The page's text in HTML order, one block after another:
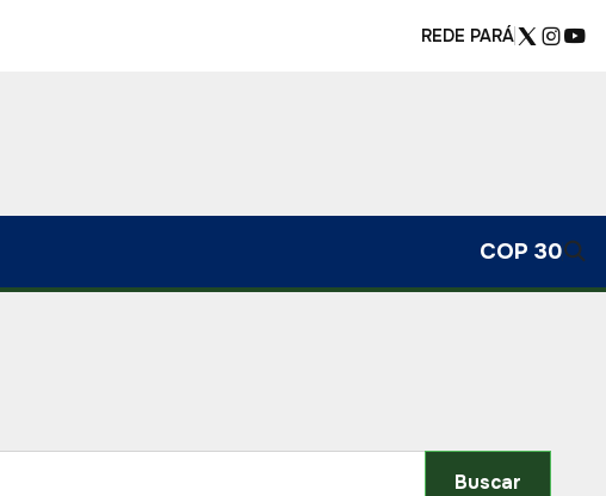
REDE PARÁ
COP 30
Buscar